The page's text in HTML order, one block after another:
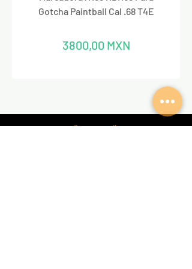
Gotcha Paintball Cal .68 T4E
Precio
3800,00 MXN